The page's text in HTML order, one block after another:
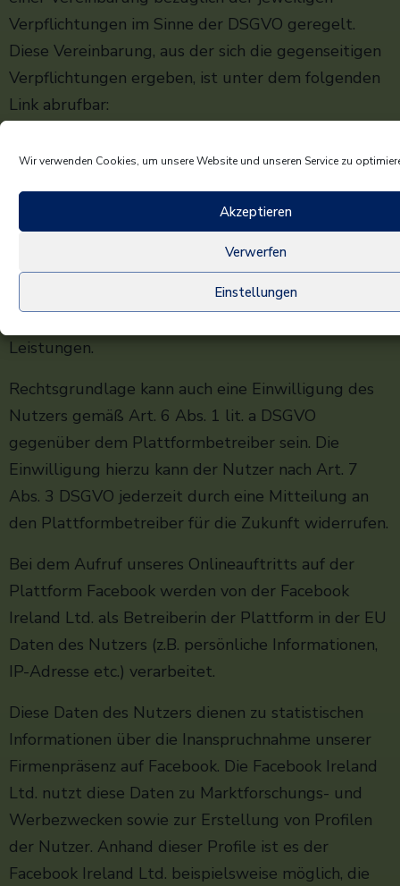
Wir verwenden Cookies, um unsere Website und unseren Service zu
Akzeptieren
Verwerfen
Einstellungen
Verpflichtungen im Sinne der DSGVO geregelt.
Diese Vereinbarung, aus der sich die gegenseitigen
Verpflichtungen ergeben, ist unter dem folgenden
Link abrufbar:
Rechtsgrundlage für die dadurch erfolgende und
nachfolgend wiedergegebene Verarbeitung von
DSGVO. Unser berechtigtes Interesse besteht an
der Analyse, der Kommunikation sowie dem Absatz
Leistungen.
Rechtsgrundlage kann auch eine Einwilligung des
Nutzers gemäß Art. 6 Abs. 1 lit. a DSGVO
gegenüber dem Plattformbetreiber sein. Die
Einwilligung hierzu kann der Nutzer nach Art. 7
Abs. 3 DSGVO jederzeit durch eine Mitteilung an
den Plattformbetreiber für die Zukunft widerrufen.
Bei dem Aufruf unseres Onlineauftritts auf der
Plattform Facebook werden von der Facebook
Ireland Ltd. als Betreiberin der Plattform in der EU
Daten des Nutzers (z.B. persönliche Informationen,
IP-Adresse etc.) verarbeitet.
Diese Daten des Nutzers dienen zu statistischen
Informationen über die Inanspruchnahme unserer
Firmenpräsenz auf Facebook. Die Facebook Ireland
Ltd. nutzt diese Daten zu Marktforschungs- und
Werbezwecken sowie zur Erstellung von Profilen
der Nutzer. Anhand dieser Profile ist es der
Facebook Ireland Ltd. beispielsweise möglich, die